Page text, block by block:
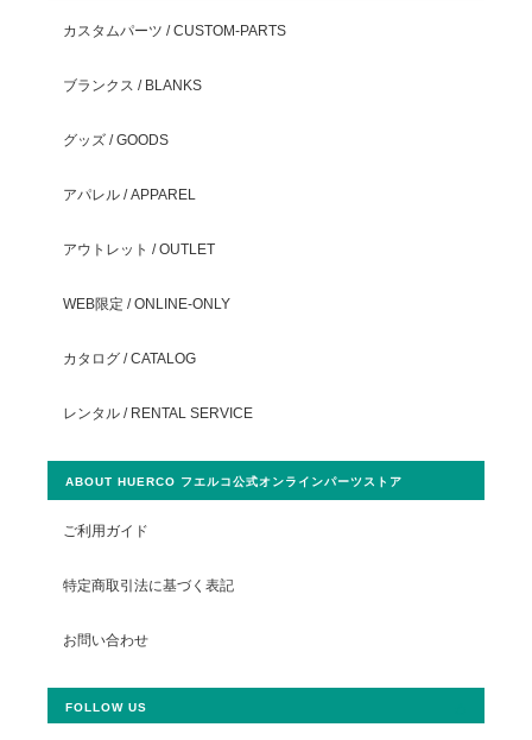
カスタムパーツ / CUSTOM-PARTS
ブランクス / BLANKS
グッズ / GOODS
アパレル / APPAREL
アウトレット / OUTLET
WEB限定 / ONLINE-ONLY
カタログ / CATALOG
レンタル / RENTAL SERVICE
ABOUT HUERCO フエルコ公式オンラインパーツストア
ご利用ガイド
特定商取引法に基づく表記
お問い合わせ
FOLLOW US